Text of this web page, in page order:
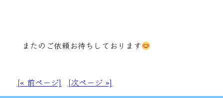
またのご依頼お待ちしております
[« 前ページ] [次ページ »]